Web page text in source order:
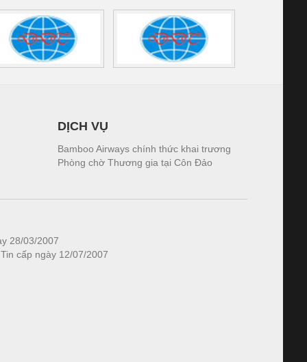
DỊCH VỤ
Bamboo Airways chính thức khai trương
Phòng chờ Thương gia tại Côn Đảo
28/03/2007
cấp ngày 12/07/2007